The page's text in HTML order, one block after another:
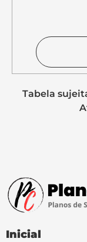
Tabela
Inicial